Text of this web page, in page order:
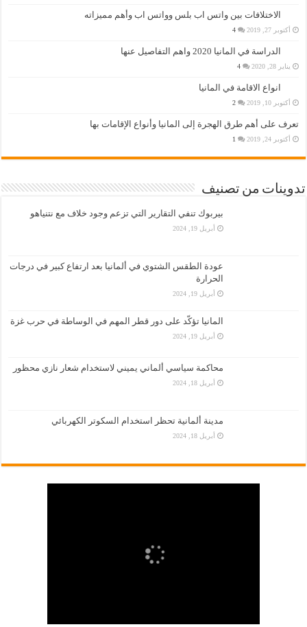
الاختلافات بين واتس اب بلس وواتس اب وأهم مميزاته
أكتوبر 27, 2019 4
الدراسة في المانيا 2020 واهم التفاصيل عنها
يناير 28, 2020 4
انواع الاقامة في المانيا
أكتوبر 10, 2019 2
تعرف على أهم طرق الهجرة إلى المانيا وأنواع الإقامات بها
أكتوبر 24, 2019 1
تدوينات من تصنيف
بيربوك تنفي التقارير التي تزعم وجود خلاف مع نتنياهو
أبريل 19, 2024
عودة الطقس الشتوي في ألمانيا بعد ارتفاع كبير في درجات
الحرارة
أبريل 19, 2024
المانيا تؤكّد على دور قطر المهم في الوساطة في حرب غزة
أبريل 19, 2024
محاكمة سياسي ألماني يميني لاستخدام شعار نازي محظور
أبريل 18, 2024
مدينة ألمانية تحظر استخدام السكوتر الكهربائي
أبريل 18, 2024